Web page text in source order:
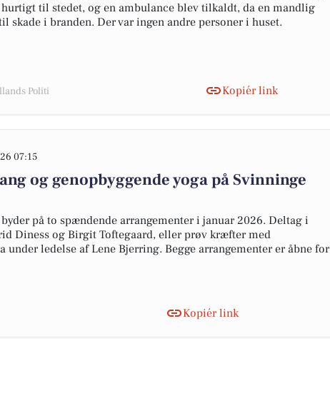
til stedet, og en ambulance blev tilkaldt, da en mandlig
skade i branden. Der var ingen andre personer i huset.
Politi Kopiér link
07:15
og genopbyggende yoga på Svinninge
på to spændende arrangementer i januar 2026. Deltag i
Diness og Birgit Toftegaard, eller prøv kræfter med
under ledelse af Lene Bjerring. Begge arrangementer er åbne for
Kopiér link